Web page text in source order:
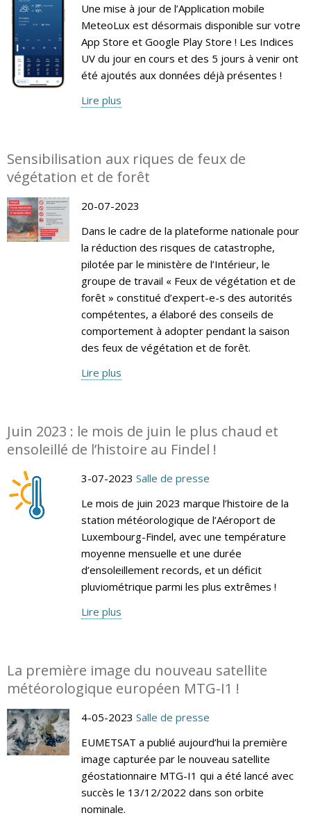
Une mise à jour de l’Application mobile
MeteoLux est désormais disponible sur votre
App Store et Google Play Store ! Les Indices
UV du jour en cours et des 5 jours à venir ont
été ajoutés aux données déjà présentes !
Lire plus
Sensibilisation aux riques de feux de
végétation et de forêt
20-07-2023
Dans le cadre de la plateforme nationale pour
la réduction des risques de catastrophe,
pilotée par le ministère de l’Intérieur, le
groupe de travail « Feux de végétation et de
forêt » constitué d’expert-e-s des autorités
compétentes, a élaboré des conseils de
comportement à adopter pendant la saison
des feux de végétation et de forêt.
Lire plus
Juin 2023 : le mois de juin le plus chaud et
ensoleillé de l’histoire au Findel !
3-07-2023 Salle de presse
Le mois de juin 2023 marque l’histoire de la
station météorologique de l’Aéroport de
Luxembourg-Findel, avec une température
moyenne mensuelle et une durée
d’ensoleillement records, et un déficit
pluviométrique parmi les plus extrêmes !
Lire plus
La première image du nouveau satellite
météorologique européen MTG-I1 !
4-05-2023 Salle de presse
EUMETSAT a publié aujourd’hui la première
image capturée par le nouveau satellite
géostationnaire MTG-I1 qui a été lancé avec
succès le 13/12/2022 dans son orbite
nominale.